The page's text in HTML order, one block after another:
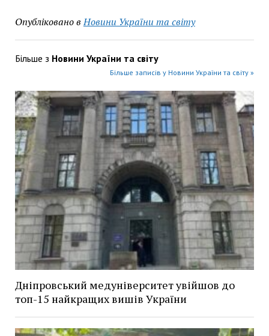
Опубліковано в Новини України та світу
Більше з Новини України та світу
Більше записів у Новини України та світу »
Дніпровський медуніверситет увійшов до
топ-15 найкращих вишів України